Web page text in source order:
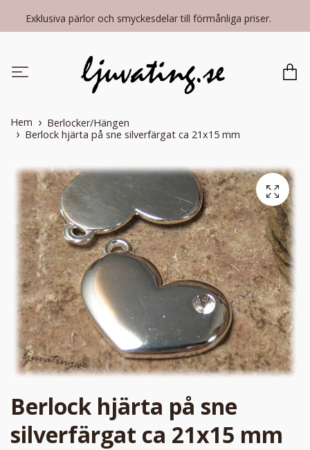
Exklusiva pärlor och smyckesdelar till förmånliga priser.
Hem
Berlocker/Hängen
Berlock hjärta på sne silverfärgat ca 21x15 mm
Berlock hjärta på sne
silverfärgat ca 21x15 mm